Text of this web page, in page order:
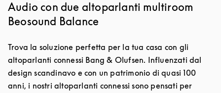
Audio con due altoparlanti multiroom
Beosound Balance
Trova la soluzione perfetta per la tua casa con gli
altoparlanti connessi Bang & Olufsen. Influenzati dal
design scandinavo e con un patrimonio di quasi 100
anni, i nostri altoparlanti connessi sono pensati per